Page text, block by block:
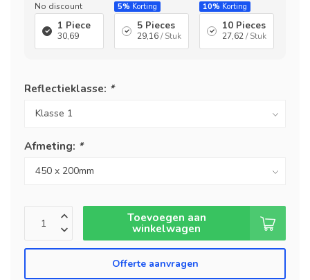
No discount
1 Piece
30,69
5% Korting
5 Pieces
29,16/ Stuk
10% Korting
10 Pieces
27,62/ Stuk
Reflectieklasse: *
Afmeting: *
Toevoegen aan
winkelwagen
Offerte aanvragen